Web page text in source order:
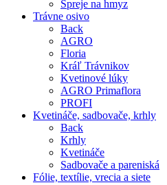
Spreje na hmyz
Trávne osivo
Back
AGRO
Floria
Kráľ Trávnikov
Kvetinové lúky
AGRO Primaflora
PROFI
Kvetináče, sadbovače, krhly
Back
Krhly
Kvetináče
Sadbovače a pareniská
Fólie, textílie, vrecia a siete